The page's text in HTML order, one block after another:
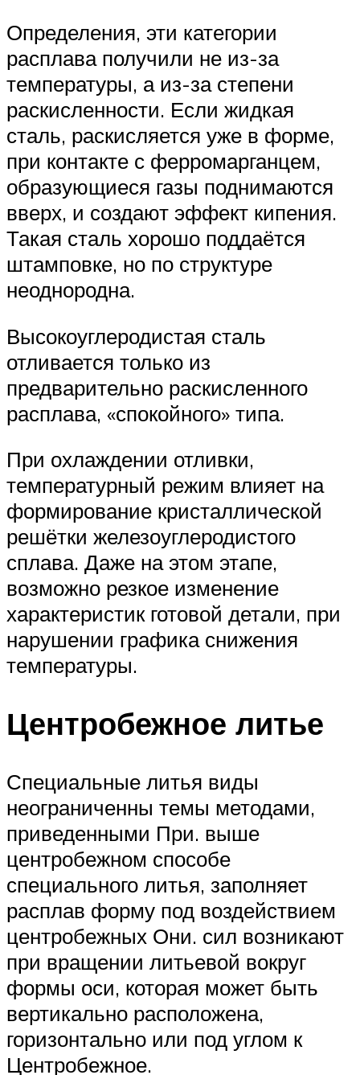
Определения, эти категории
расплава получили не из-за
температуры, а из-за степени
раскисленности. Если жидкая
сталь, раскисляется уже в форме,
при контакте с ферромарганцем,
образующиеся газы поднимаются
вверх, и создают эффект кипения.
Такая сталь хорошо поддаётся
штамповке, но по структуре
неоднородна.
Высокоуглеродистая сталь
отливается только из
предварительно раскисленного
расплава, «спокойного» типа.
При охлаждении отливки,
температурный режим влияет на
формирование кристаллической
решётки железоуглеродистого
сплава. Даже на этом этапе,
возможно резкое изменение
характеристик готовой детали, при
нарушении графика снижения
температуры.
Центробежное литье
Специальные литья виды
неограниченны темы методами,
приведенными При. выше
центробежном способе
специального литья, заполняет
расплав форму под воздействием
центробежных Они. сил возникают
при вращении литьевой вокруг
формы оси, которая может быть
вертикально расположена,
горизонтально или под углом к
Центробежное.